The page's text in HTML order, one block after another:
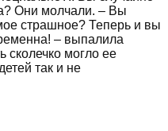
Они молчали. – Вы
страшное? Теперь и вы
– выпалила
сколечко могло ее
так и не